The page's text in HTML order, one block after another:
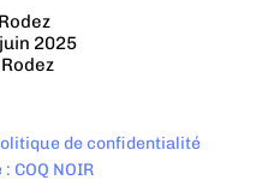
2025
de confidentialité
COQ NOIR